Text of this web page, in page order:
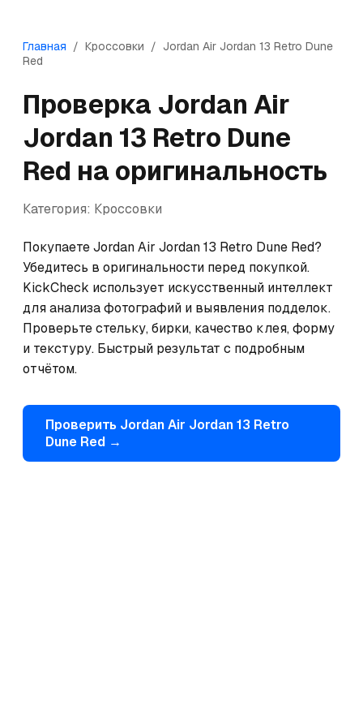
Главная / Кроссовки / Jordan Air Jordan 13 Retro Dune
Red
Проверка Jordan Air
Jordan 13 Retro Dune
Red на оригинальность
Категория: Кроссовки
Покупаете Jordan Air Jordan 13 Retro Dune Red?
Убедитесь в оригинальности перед покупкой.
KickCheck использует искусственный интеллект
для анализа фотографий и выявления подделок.
Проверьте стельку, бирки, качество клея, форму
и текстуру. Быстрый результат с подробным
отчётом.
Проверить JordanAir Jordan 13 Retro
Dune Red →